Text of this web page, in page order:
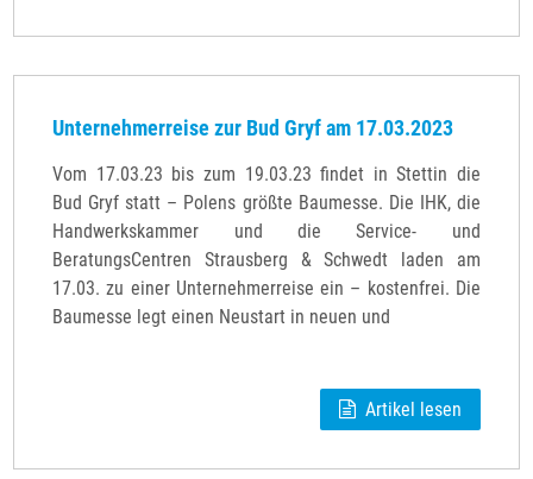
Unternehmerreise zur Bud Gryf am 17.03.2023
Vom 17.03.23 bis zum 19.03.23 findet in Stettin die
Bud Gryf statt – Polens größte Baumesse. Die IHK, die
Handwerkskammer und die Service- und
BeratungsCentren Strausberg & Schwedt laden am
17.03. zu einer Unternehmerreise ein – kostenfrei. Die
Baumesse legt einen Neustart in neuen und
Artikel lesen